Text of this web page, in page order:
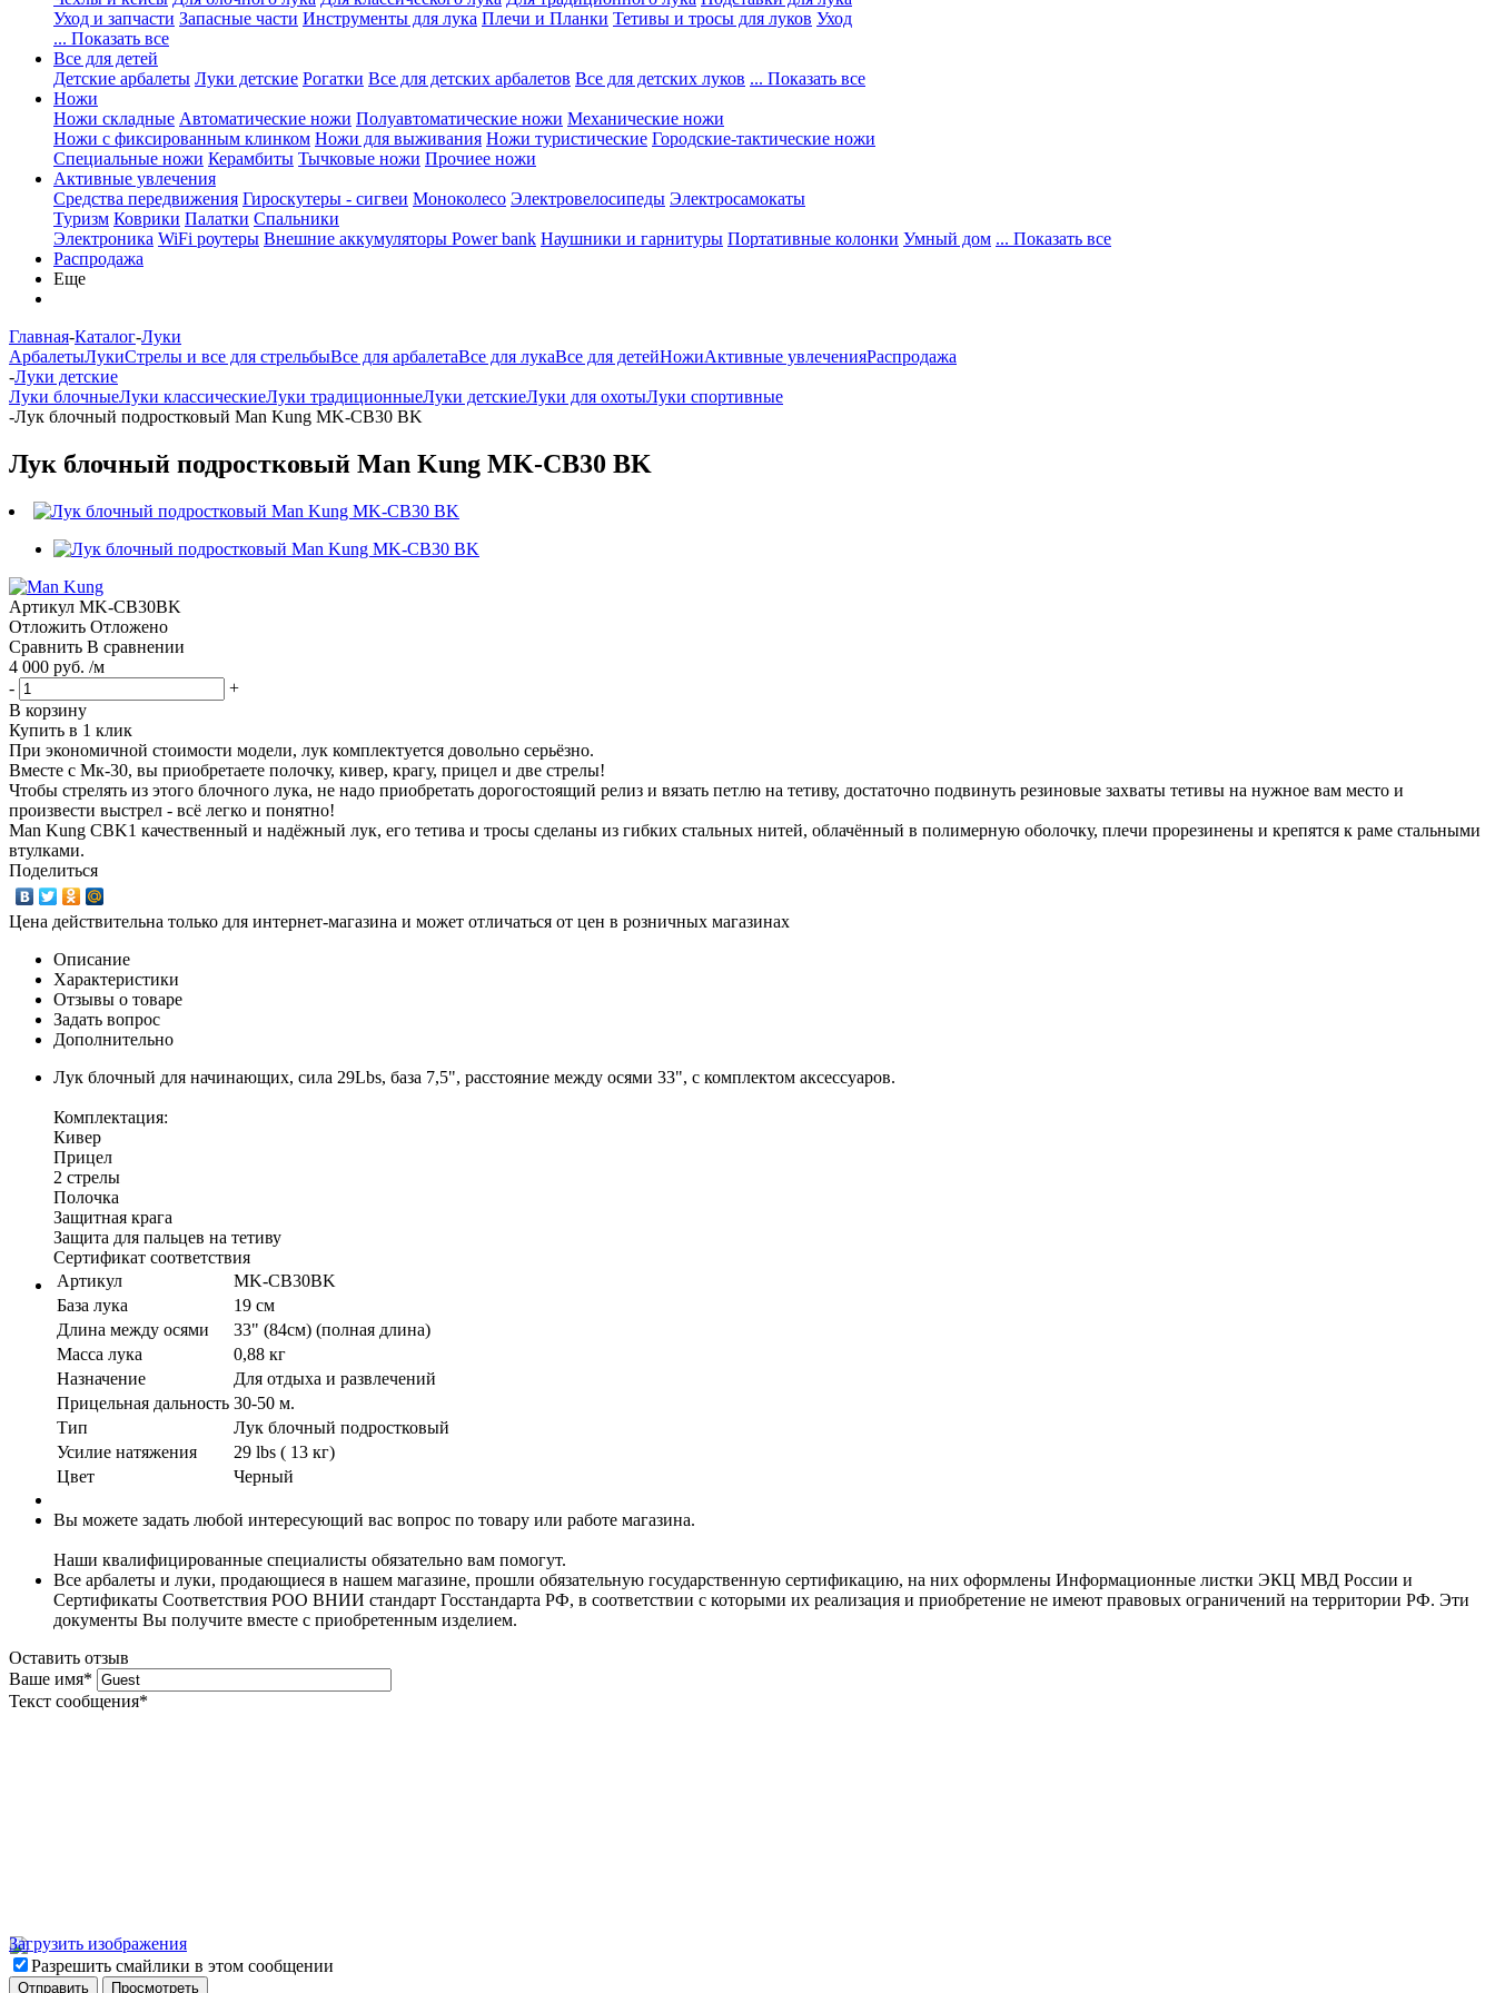
Уход и запчасти Запасные части Инструменты для лука Плечи и Планки Тетивы и тросы для луков Уход
... Показать все
Все для детей
Детские арбалеты Луки детские Рогатки Все для детских арбалетов Все для детских луков ... Показать все
Ножи
Ножи складные Автоматические ножи Полуавтоматические ножи Механические ножи
Ножи с фиксированным клинком Ножи для выживания Ножи туристические Городские-тактические ножи
Специальные ножи Керамбиты Тычковые ножи Прочиее ножи
Активные увлечения
Средства передвижения Гироскутеры - сигвеи Моноколесо Электровелосипеды Электросамокаты
Туризм Коврики Палатки Спальники
Электроника WiFi роутеры Внешние аккумуляторы Power bank Наушники и гарнитуры Портативные колонки Умный дом ... Показать все
Распродажа
Еще
Главная-Каталог-Луки
АрбалетыЛукиСтрелы и все для стрельбыВсе для арбалетаВсе для лукаВсе для детейНожиАктивные увлеченияРаспродажа
-Луки детские
Луки блочныеЛуки классическиеЛуки традиционныеЛуки детскиеЛуки для охотыЛуки спортивные
-Лук блочный подростковый Man Kung MK-CB30 BK
Лук блочный подростковый Man Kung MK-CB30 BK
Артикул MK-CB30BK
Отложить Отложено
Сравнить В сравнении
4 000 руб. /м
-
+
В корзину
Купить в 1 клик
При экономичной стоимости модели, лук комплектуется довольно серьёзно.
Вместе с Мк-30, вы приобретаете полочку, кивер, крагу, прицел и две стрелы!
Чтобы стрелять из этого блочного лука, не надо приобретать дорогостоящий релиз и вязать петлю на тетиву, достаточно подвинуть резиновые захваты тетивы на нужное вам место и
произвести выстрел - всё легко и понятно!
Мan Kung CBK1 качественный и надёжный лук, его тетива и тросы сделаны из гибких стальных нитей, облачённый в полимерную оболочку, плечи прорезинены и крепятся к раме стальными
втулками.
Поделиться
Цена действительна только для интернет-магазина и может отличаться от цен в розничных магазинах
Описание
Характеристики
Отзывы о товаре
Задать вопрос
Дополнительно
Лук блочный для начинающих, сила 29Lbs, база 7,5", расстояние между осями 33", с комплектом аксессуаров.
Комплектация:
Кивер
Прицел
2 стрелы
Полочка
Защитная крага
Защита для пальцев на тетиву
Сертификат соответствия
Артикул
MK-CB30BK
База лука
19 см
Длина между осями
33" (84см) (полная длина)
Масса лука
0,88 кг
Назначение
Для отдыха и развлечений
Прицельная дальность 30-50 м.
Тип
Лук блочный подростковый
Усилие натяжения
29 lbs ( 13 кг)
Цвет
Черный
Вы можете задать любой интересующий вас вопрос по товару или работе магазина.
Наши квалифицированные специалисты обязательно вам помогут.
Все арбалеты и луки, продающиеся в нашем магазине, прошли обязательную государственную сертификацию, на них оформлены Информационные листки ЭКЦ МВД России и
Сертификаты Соответствия РОО ВНИИ стандарт Госстандарта РФ, в соответствии с которыми их реализация и приобретение не имеют правовых ограничений на территории РФ. Эти
документы Вы получите вместе с приобретенным изделием.
Оставить отзыв
Ваше имя*
Текст сообщения*
Загрузить изображения
Разрешить смайлики в этом сообщении